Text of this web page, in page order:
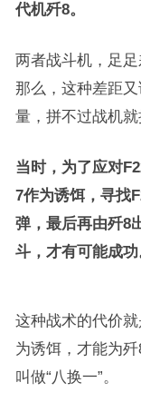
代机歼8。
两者战斗机，足足
那么，这种差距
量，拼不过战机就
当时，为了应对
7作为诱饵，寻找
弹，最后再由歼8
斗，才有可能成功
这种战术的代价
为诱饵，才能为
叫做“八换一”。